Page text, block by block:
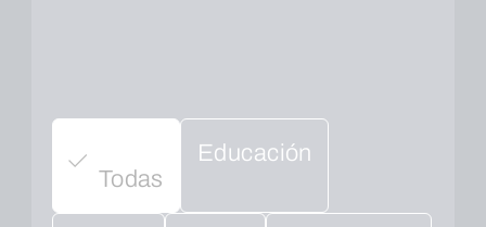
Todas
Educación